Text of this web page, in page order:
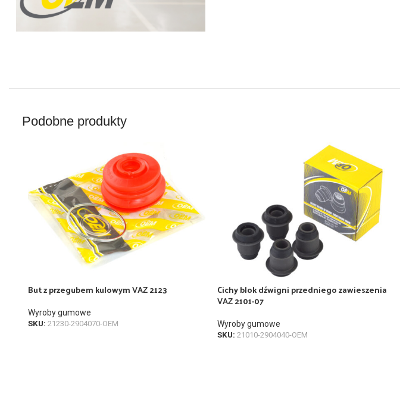
Podobne produkty
But z przegubem kulowym VAZ 2123
Wyroby gumowe
SKU: 21230-2904070-OEM
Cichy blok dźwigni przedniego zawieszenia
VAZ 2101-07
Wyroby gumowe
SKU: 21010-2904040-OEM